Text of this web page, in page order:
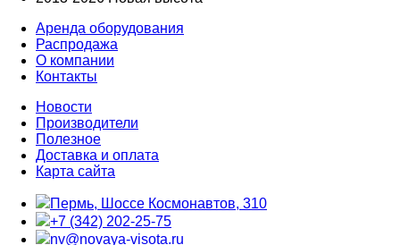
Аренда оборудования
Распродажа
О компании
Контакты
Новости
Производители
Полезное
Доставка и оплата
Карта сайта
Пермь, Шоссе Космонавтов, 310
+7 (342) 202-25-75
nv@novaya-visota.ru